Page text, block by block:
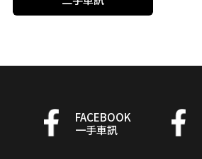
FACEBOOK
一手車訊